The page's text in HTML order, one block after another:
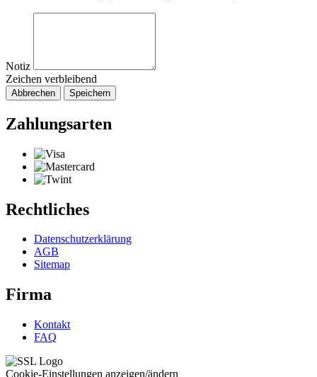
Notiz
Zeichen verbleibend
Abbrechen Speichern
Zahlungsarten
Rechtliches
Datenschutzerklärung
AGB
Sitemap
Firma
Kontakt
FAQ
Cookie-Einstellungen anzeigen/ändern